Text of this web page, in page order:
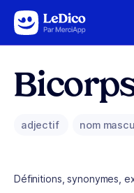
Aller au contenu
adjectif nom
Définitions, synonymes,